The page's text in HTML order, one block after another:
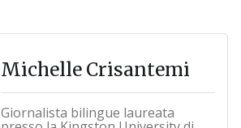
Michelle Crisantemi
Giornalista bilingue laureata